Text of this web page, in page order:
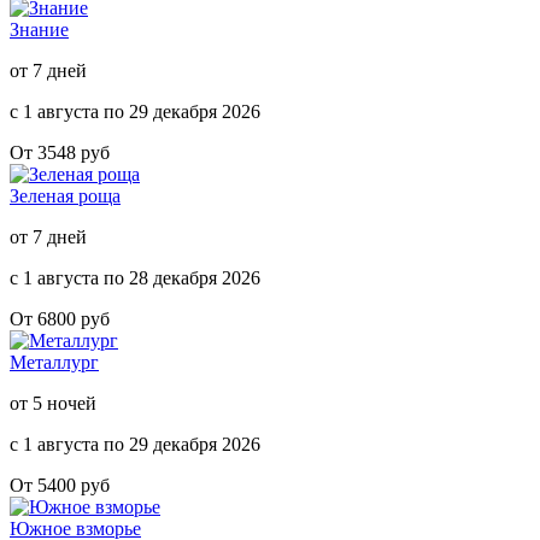
Знание
от 7 дней
с 1 августа по 29 декабря 2026
От 3548 руб
Зеленая роща
от 7 дней
с 1 августа по 28 декабря 2026
От 6800 руб
Металлург
от 5 ночей
с 1 августа по 29 декабря 2026
От 5400 руб
Южное взморье